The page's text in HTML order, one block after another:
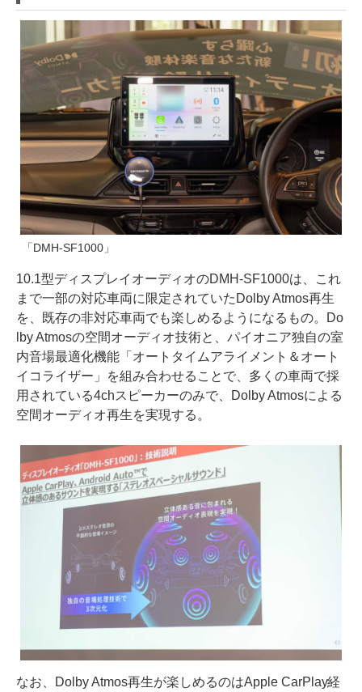
「DMH-SF1000」
10.1型ディスプレイオーディオのDMH-SF1000は、これ
まで一部の対応車両に限定されていたDolby Atmos再生
を、既存の非対応車両でも楽しめるようになるもの。Do
lby Atmosの空間オーディオ技術と、パイオニア独自の室
内音場最適化機能「オートタイムアライメント＆オート
イコライザー」を組み合わせることで、多くの車両で採
用されている4chスピーカーのみで、Dolby Atmosによる
空間オーディオ再生を実現する。
なお、Dolby Atmos再生が楽しめるのはApple CarPlay経